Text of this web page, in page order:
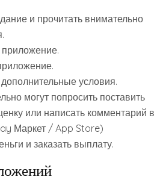
и прочитать внимательно
приложение.
условия.
могут попросить поставить
или написать комментарий в
Маркет / App Store)
и заказать выплату.